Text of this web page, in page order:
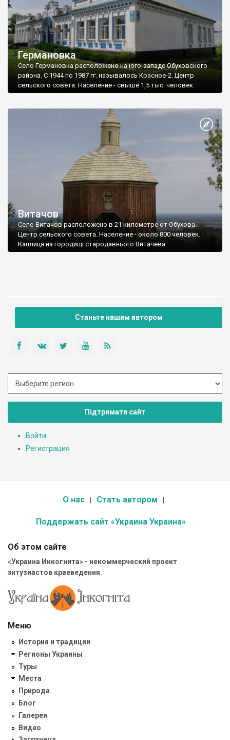
Германовка
Село Германовка расположено на юго-западе Обуховского
района. С 1944 по 1987 гг. называлось Красное-2. Центр
сельского совета. Население - свыше 1,5 тыс. человек.
Витачов
Село Витачов расположено в 21 километре от Обухова.
Центр сельского совета. Население - около 800 человек.
Каплиця на городищі стародавнього Витачева
Станьте нашим автором
Підтримати сайт
Войти
Регистрация
О нас Стать автором
Поддержать сайт «Украина Украина»
Об этом сайте
«Украина Инкогнита» - некоммерческий проект
энтузиастов краеведения.
Меню
История и традиции
Регионы Украины
Туры
Места
Природа
Блог
Галереи
Видео